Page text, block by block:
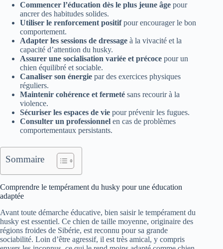
Commencer l’éducation dès le plus jeune âge pour
ancrer des habitudes solides.
Utiliser le renforcement positifpour encourager le bon
comportement.
Adapter les sessions de dressage à la vivacité et la
capacité d’attention du husky.
Assurer une socialisation variée et précoce pour un
chien équilibré et sociable.
Canaliser son énergie par des exercices physiques
réguliers.
Maintenir cohérence et fermeté sans recourir à la
violence.
Sécuriser les espaces de vie pour prévenir les fugues.
Consulter un professionnel en cas de problèmes
comportementaux persistants.
Sommaire
Comprendre le tempérament du husky pour une éducation
adaptée
Avant toute démarche éducative, bien saisir le tempérament du
husky est essentiel. Ce chien de taille moyenne, originaire des
régions froides de Sibérie, est reconnu pour sa grande
sociabilité. Loin d’être agressif, il est très amical, y compris